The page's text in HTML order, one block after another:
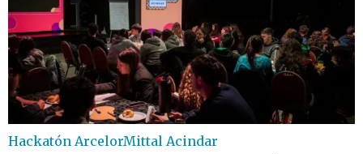
Hackatón ArcelorMittal Acindar